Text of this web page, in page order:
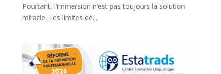
Pourtant, l’immersion n’est pas toujours la solution
miracle. Les limites de...